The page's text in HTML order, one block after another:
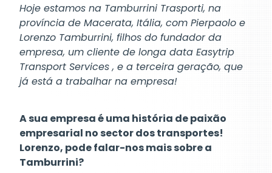
Hoje estamos na Tamburrini Trasporti, na
província de Macerata, Itália, com Pierpaolo e
Lorenzo Tamburrini, filhos do fundador da
empresa, um cliente de longa data Easytrip
Transport Services , e a terceira geração, que
já está a trabalhar na empresa!
A sua empresa é uma história de paixão
empresarial no sector dos transportes!
Lorenzo, pode falar-nos mais sobre a
Tamburrini?